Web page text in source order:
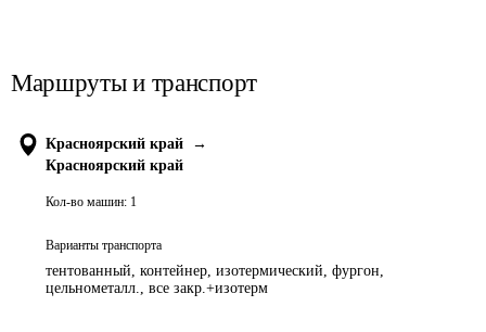
Маршруты и транспорт
Красноярский край
→
Красноярский край
Кол-во машин: 1
Варианты транспорта
тентованный, контейнер, изотермический, фургон,
цельнометалл., все закр.+изотерм